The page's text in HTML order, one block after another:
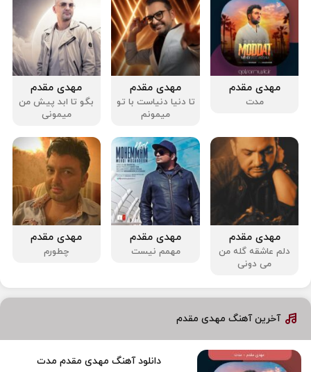
مهدی مقدم
مدت
مهدی مقدم
تا دنیا دنیاست با تو
میمونم
مهدی مقدم
بگو تا ابد پیش من
میمونی
مهدی مقدم
دلم عاشقه گله من
می دونی
مهدی مقدم
مهمم نیست
مهدی مقدم
چطورم
آخرین آهنگ مهدی مقدم
دانلود آهنگ مهدی مقدم مدت